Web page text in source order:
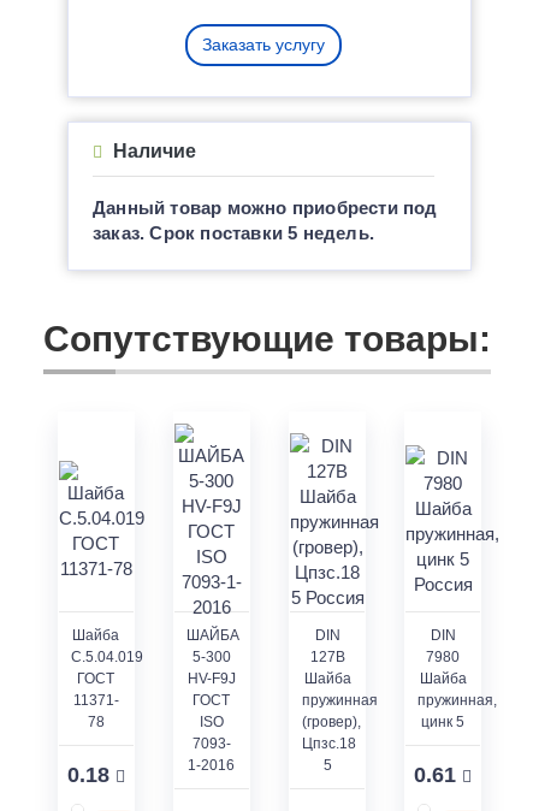
Заказать услугу
Наличие
Данный товар можно приобрести под
заказ. Срок поставки 5 недель.
Сопутствующие товары:
Шайба
С.5.04.019
ГОСТ
11371-
78
0.18
ШАЙБА
5-300
HV-F9J
ГОСТ
ISO
7093-
1-2016
DIN
127B
Шайба
пружинная
(гровер),
Цпзс.18
5
DIN
7980
Шайба
пружинная,
цинк 5
0.61